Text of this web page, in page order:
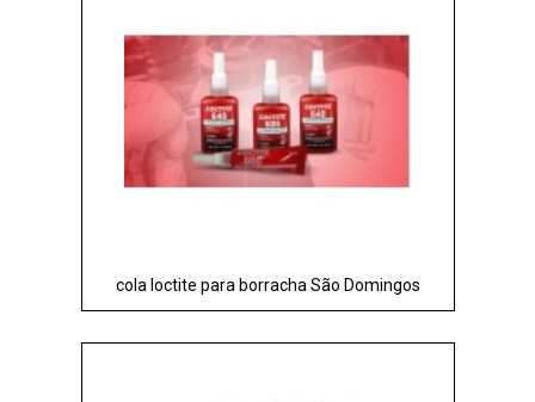
cola loctite para borracha São Domingos